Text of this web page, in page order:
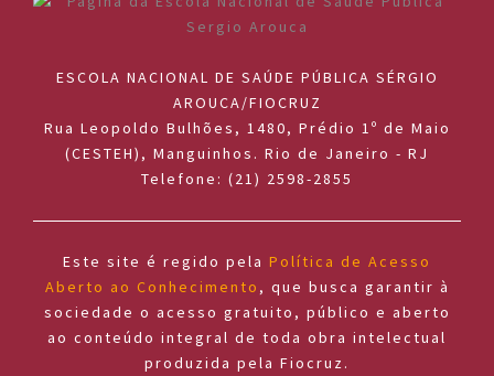
ESCOLA NACIONAL DE SAÚDE PÚBLICA SÉRGIO
AROUCA/FIOCRUZ
Rua Leopoldo Bulhões, 1480, Prédio 1º de Maio
(CESTEH), Manguinhos. Rio de Janeiro - RJ
Telefone: (21) 2598-2855
Este site é regido pela Política de Acesso
Aberto ao Conhecimento , que busca garantir à
sociedade o acesso gratuito, público e aberto
ao conteúdo integral de toda obra intelectual
produzida pela Fiocruz.